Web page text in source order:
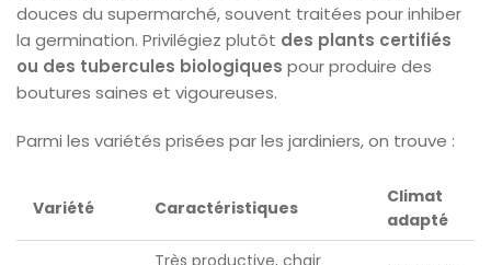
douces du supermarché, souvent traitées pour inhiber
la germination. Privilégiez plutôt des plants certifiés
ou des tubercules biologiques pour produire des
boutures saines et vigoureuses.
Parmi les variétés prisées par les jardiniers, on trouve :
Variété Caractéristiques
Climat
adapté
Très productive, chair